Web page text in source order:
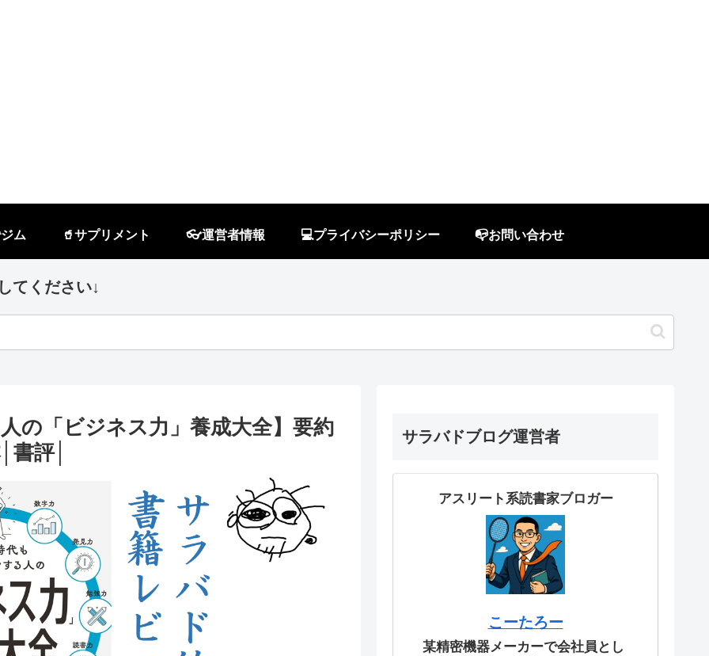
ム 🥤サプリメント 👓運営者情報 💻プライバシーポリシー 📭お問い合わせ
てください↓
の「ビジネス力」養成大全】要約
評│
サラバドブログ運営者
アスリート系読書家ブロガー
こーたろー
某精密機器メーカーで会社員とし